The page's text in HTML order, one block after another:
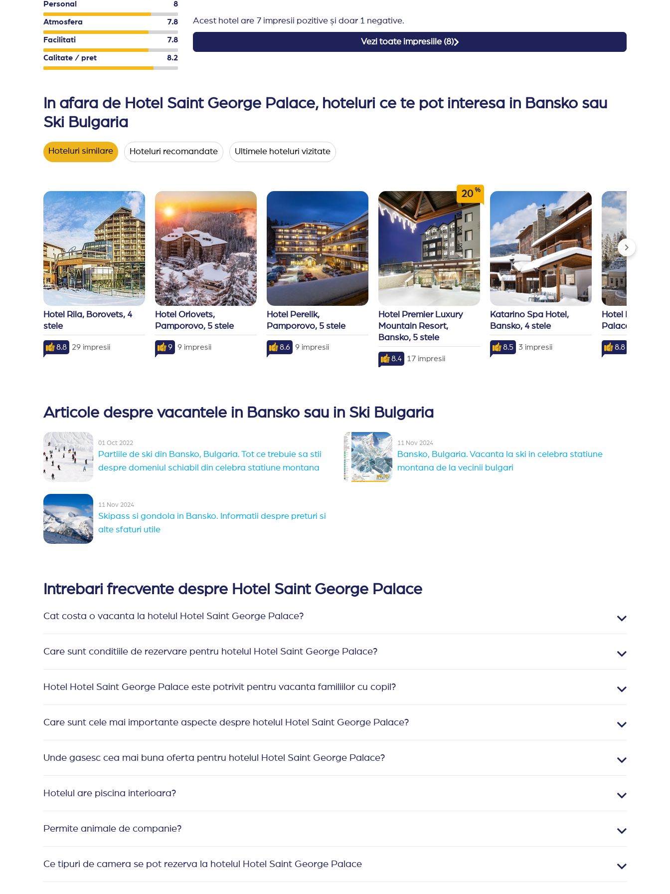
Hotelul isi rezerva dreptul de a efectua modificari asupra serviciilor oferite, fara o notificare in prealabil.
In functie de conditiile meteo sau de capacitatea de cazare anumite anumite servicii pot suferi modificari.
Personal 8
Atmosfera 7.8
Facilitati 7.8
Calitate / pret 8.2
Acest hotel are 7 impresii pozitive și doar 1 negative.
Vezi toate impresiile (8)
In afara de Hotel Saint George Palace, hoteluri ce te pot interesa in Bansko sau
Ski Bulgaria
Hoteluri similare Hoteluri recomandate Ultimele hoteluri vizitate
Hotel Rila, Borovets, 4
stele
8.8 29 impresii
Hotel Orlovets,
Pamporovo, 5 stele
9 9 impresii
Hotel Perelik,
Pamporovo, 5 stele
8.6 9 impresii
20 %
Hotel Premier Luxury
Mountain Resort,
Bansko, 5 stele
8.4 17 impresii
Katarino Spa Hotel,
Bansko, 4 stele
8.5 3 impresii
Hotel Festa
Palace,
8.8
Articole despre vacantele in Bansko sau in Ski Bulgaria
01 Oct 2022
Partiile de ski din Bansko, Bulgaria. Tot ce trebuie sa stii
despre domeniul schiabil din celebra statiune montana
11 Nov 2024
Bansko, Bulgaria. Vacanta la ski in celebra statiune
montana de la vecinii bulgari
11 Nov 2024
Skipass si gondola in Bansko. Informatii despre preturi si
alte sfaturi utile
Intrebari frecvente despre Hotel Saint George Palace
Cat costa o vacanta la hotelul Hotel Saint George Palace?
Care sunt conditiile de rezervare pentru hotelul Hotel Saint George Palace?
Hotel Hotel Saint George Palace este potrivit pentru vacanta familiilor cu copil?
Care sunt cele mai importante aspecte despre hotelul Hotel Saint George Palace?
Unde gasesc cea mai buna oferta pentru hotelul Hotel Saint George Palace?
Hotelul are piscina interioara?
Permite animale de companie?
Ce tipuri de camera se pot rezerva la hotelul Hotel Saint George Palace